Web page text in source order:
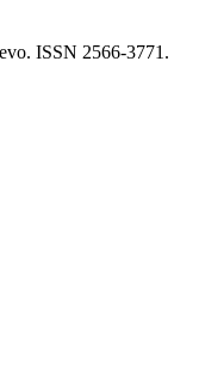
ISSN 2566-3771.